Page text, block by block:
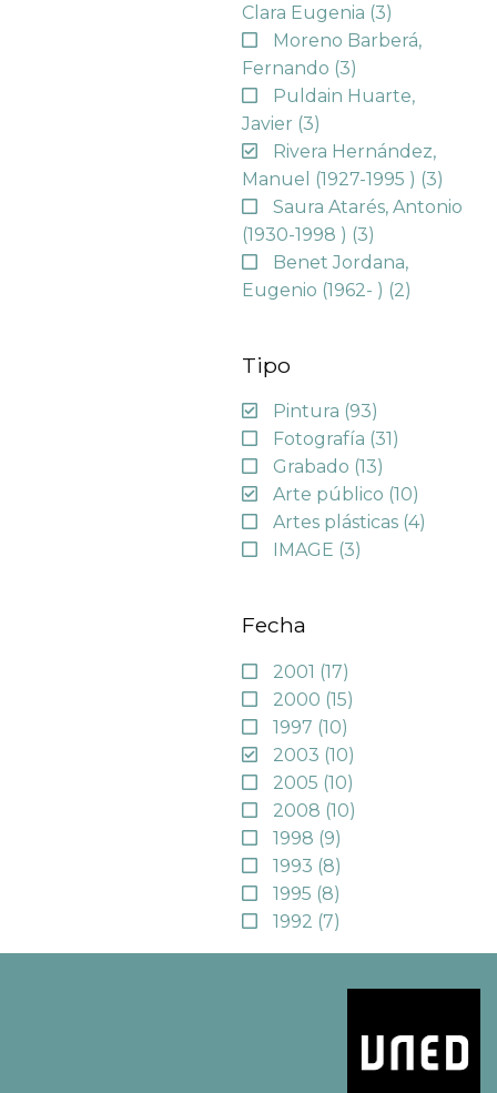
Clara Eugenia (3)
Moreno Barberá,
Fernando (3)
Puldain Huarte,
Javier (3)
Rivera Hernández,
Manuel (1927-1995 ) (3)
Saura Atarés, Antonio
(1930-1998 ) (3)
Benet Jordana,
Eugenio (1962- ) (2)
Tipo
Pintura (93)
Fotografía (31)
Grabado (13)
Arte público (10)
Artes plásticas (4)
IMAGE (3)
Fecha
2001 (17)
2000 (15)
1997 (10)
2003 (10)
2005 (10)
2008 (10)
1998 (9)
1993 (8)
1995 (8)
1992 (7)